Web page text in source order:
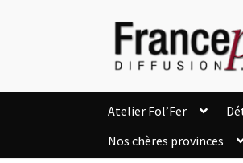
Aller
la
Aller
au
contenu
Atelier Fol’Fer
Nos chères provinces